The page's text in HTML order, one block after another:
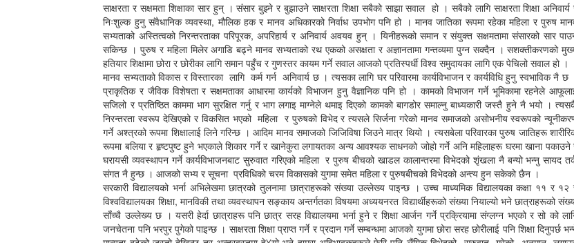
साक्षरता र सक्षमता शिक्षाका सार हुन् । संसार बुझ्ने र बुझाउने साक्षरता शिक्षा सबैको साझा सवाल हो । सबैको लागि साक्षरता शिक्षा अनिवार्य
निःशुल्क हुनु संवैधानिक व्यवस्था, मौलिक हक र मानव अधिकारको निर्वाध उपभोग पनि हो । मानव जातिका रूपमा रहेका महिला र पुरुष
सभ्यताको अस्तित्वको निरन्तरताका परिपूरक, अपरिहार्य र अनिवार्य अवयव हुन् । यिनीहरूको समान र संयुक्त सक्षमतामा संसारको सार
सकिन्छ । पुरुष र महिला मिलेर अगाडि बढ्ने मानव सभ्यताको रथ एकको असक्षता र अज्ञानतामा गन्तव्यमा पुग्न सक्दैन । सशक्तीकरणको
हतियार शिक्षामा छोरा र छोरीका लागि समान पहुँच र गुणस्तर कायम गर्ने सवाल आजको प्रतिस्पर्धी विश्व समुदायका लागि एक पेचिलो सवाल हो ।
मानव सभ्यताको विकास र विस्तारका लागि कर्म गर्न अनिवार्य छ । त्यसका लागि घर परिवारमा कार्यविभाजन र कार्यविधि हुनु स्वभाविक नै छ
प्राकृतिक र जैविक विशेषता र सक्षमताका आधारमा कार्यको विभाजन हुनु वैज्ञानिक पनि हो । कामको विभाजन गर्ने भूमिकामा रहनेले
सजिलो र प्रतिष्ठित काममा भाग सुरक्षित गर्नु र भाग लगाइ माग्नेले थमाइ दिएको कामको बागडोर समाल्नु बाध्यकारी जस्तै हुने नै भयो ।
निरन्तरता स्वरूप देखिएको र विकसित भएको महिला र पुरुषको विभेद र त्यसले सिर्जना गरेको मानव समाजको असोभनीय स्वरूपको
गर्ने अश्त्रको रूपमा शिक्षालाई लिने गरिन्छ । आदिम मानव समाजको जिजिविषा जिउने मात्र थियो । त्यसबेला परिवारका पुरुष जातिहरू
रूपमा बलिया र हृष्टपुष्ट हुने भएकाले शिकार गर्ने र खानेकुरा लगायतका अन्य आवश्यक साधनको जोहो गर्ने अनि महिलाहरू घरमा खाना पकाउने
घरायसी व्यवस्थापन गर्ने कार्यविभाजनबाट सुरुवात गरिएको महिला र पुरुष बीचको खाडल कालान्तरमा विभेदको शृंखला नै बन्यो भन्नु सायद
संगत नै हुन्छ । आजको सभ्य र सूचना प्रविधिको चरम विकासको युगमा समेत महिला र पुरुषबीचको विभेदको अन्त्य हुन सकेको छैन ।
सरकारी विद्यालयको भर्ना अभिलेखमा छात्रको तुलनामा छात्राहरूको संख्या उल्लेख्य पाइन्छ । उच्च माध्यमिक विद्यालयका कक्षा ११ र १२
विश्वविद्यालयका शिक्षा, मानविकी तथा व्यवस्थापन सङ्काय अन्तर्गतका विषयमा अध्ययनरत विद्यार्थीहरूको संख्या नियाल्यो भने छात्राहरूको
साँच्चै उल्लेख्य छ । यसरी हेर्दा छात्राहरू पनि छात्र सरह विद्यालयमा भर्ना हुने र शिक्षा आर्जन गर्ने प्रक्रियामा संग्लग्न भएको र सो को
जनचेतना पनि भरपुर पुगेको पाइन्छ । साक्षरता शिक्षा प्राप्त गर्ने र प्रदान गर्ने सम्बन्धमा आजको युगमा छोरा सरह छोरीलाई पनि शिक्षा दिनुपर्छ